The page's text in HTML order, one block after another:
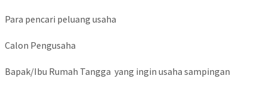
Para pencari peluang usaha
Calon Pengusaha
Bapak/Ibu Rumah Tangga yang ingin usaha sampingan